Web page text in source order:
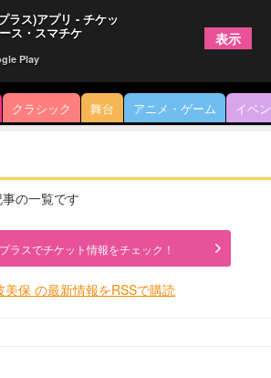
クラシック 舞台 アニメ・ゲーム イベ
の一覧です
ラスでチケット情報をチェック！
美保 の最新情報をRSSで購読
ラス)アプリ - チケッ
ス・スマチケ
Play
表示